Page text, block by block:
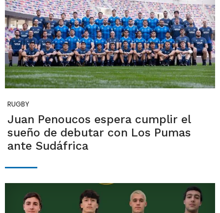
RUGBY
Juan Penoucos espera cumplir el
sueño de debutar con Los Pumas
ante Sudáfrica